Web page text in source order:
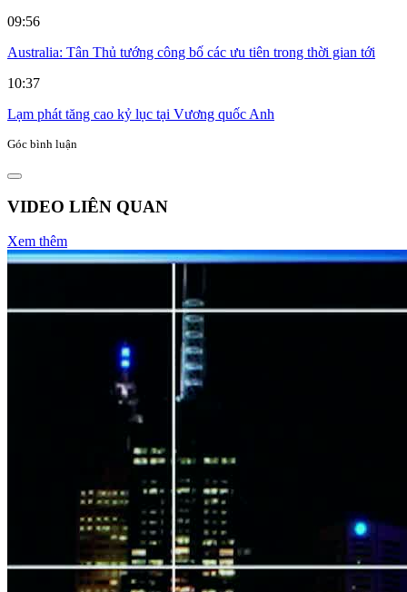
09:56
Australia: Tân Thủ tướng công bố các ưu tiên trong thời gian tới
10:37
Lạm phát tăng cao kỷ lục tại Vương quốc Anh
Góc bình luận
VIDEO LIÊN QUAN
Xem thêm